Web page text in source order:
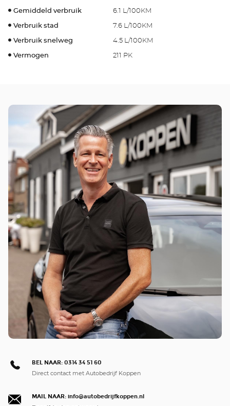
Gemiddeld verbruik 6.1 L/100KM
Verbruik stad 7.6 L/100KM
Verbruik snelweg 4.5 L/100KM
Vermogen 211 PK
BEL NAAR: 0314 34 51 60
Direct contact met Autobedrijf Koppen
MAIL NAAR: info@autobedrijfkoppen.nl